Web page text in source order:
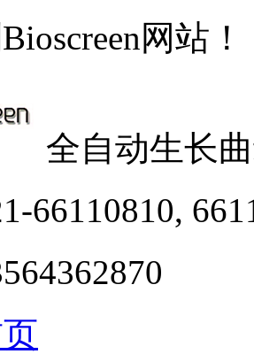
网站！
全自动生长
66110810,